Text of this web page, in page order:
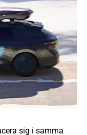
sig i samma